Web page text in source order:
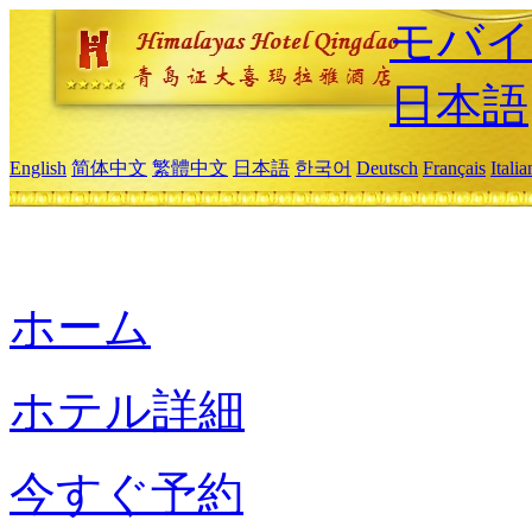
モバ
日本語
English 简体中文 繁體中文 日本語 한국어 Deutsch Français
ホーム
ホテル詳細
今すぐ予約